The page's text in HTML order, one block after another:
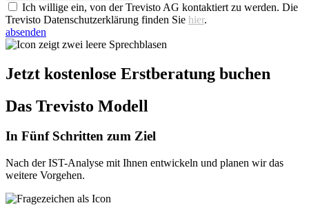
Ich willige ein, von der Trevisto AG kontaktiert zu werden. Die
Trevisto Datenschutzerklärung finden Sie hier.
absenden
Jetzt kostenlose Erstberatung buchen
Das Trevisto Modell
In Fünf Schritten zum Ziel
Nach der IST-Analyse mit Ihnen entwickeln und planen wir das
weitere Vorgehen.